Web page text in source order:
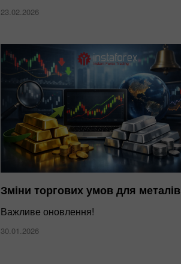
23.02.2026
Зміни торгових умов для металів
Важливе оновлення!
30.01.2026